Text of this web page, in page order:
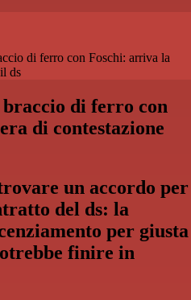
di ferro con Foschi: arriva la
ds
di ferro con
di contestazione
un accordo per
del ds: la
per giusta
finire in